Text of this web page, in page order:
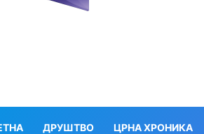
ДРУШТВО ЦРНА ХРОНИКА